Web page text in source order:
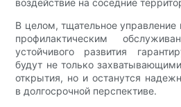
воздействие на соседние
В целом, тщательное управление
профилактическим
устойчивого развития
будут не только
открытия, но и останутся
в долгосрочной перспективе.